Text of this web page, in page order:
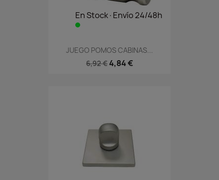
En Stock·Envío 24/48h
JUEGO POMOS CABINAS...
6,92 € 4,84 €